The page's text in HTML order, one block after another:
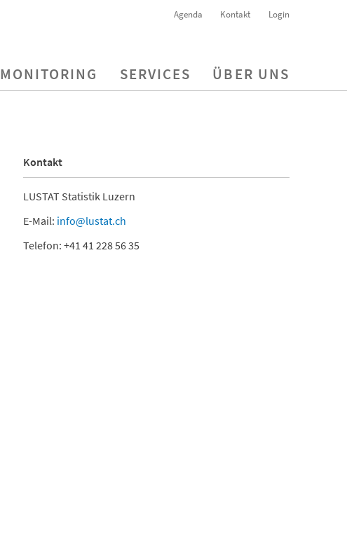
Agenda Kontakt Login
MONITORING SERVICES ÜBER UNS
Kontakt
LUSTAT Statistik Luzern
E-Mail: info@lustat.ch
Telefon: +41 41 228 56 35